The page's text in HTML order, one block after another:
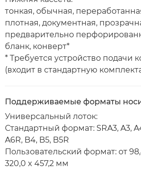
тонкая, обычная,
плотная, документная,
предварительно
бланк, конверт*
* Требуется устройство подачи
(входит в стандартную
Поддерживаемые форматы
Универсальный лоток:
Стандартный формат: SRA3, A3,
A6R, B4, B5, B5R
Пользовательский формат: от
320,0 x 457,2 мм